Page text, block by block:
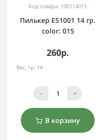
Код товара: 100114015
Пилькер ES1001 14 гр.
color: 015
260р.
Вес, гр: 14
- +
В корзину